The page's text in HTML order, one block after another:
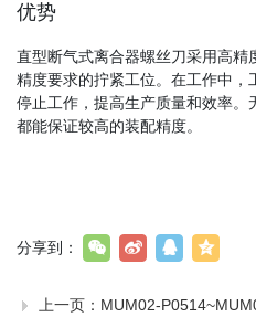
优势
直型断气式离合器螺丝刀采用高精
精度要求的拧紧工位。在工作中
停止工作，提高生产质量和效率
都能保证较高的装配精度。
上一页： MUM02-
分享到：